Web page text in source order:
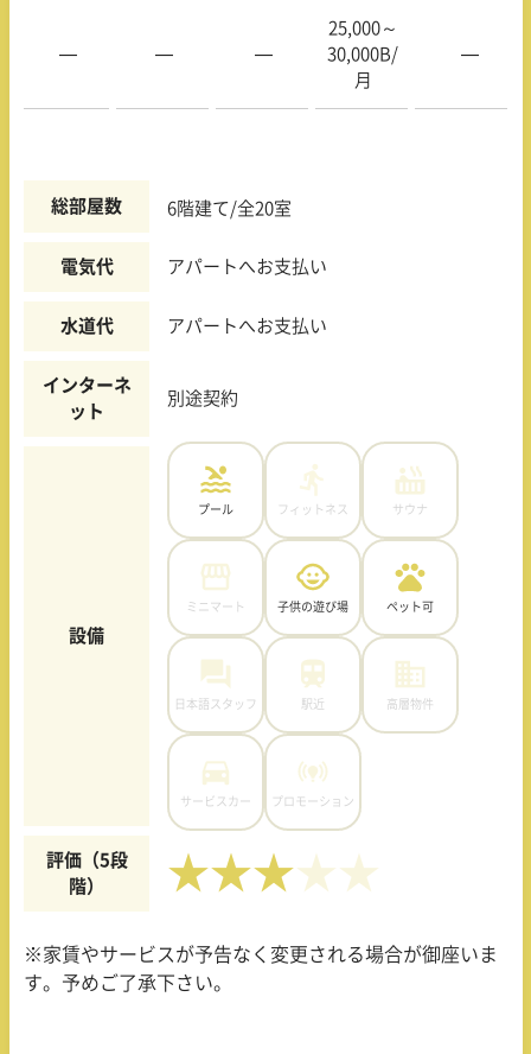
— — —
25,000～
30,000B/
月
—
総部屋数 6階建て/全20室
電気代 アパートへお支払い
水道代 アパートへお支払い
インターネ
ット
別途契約
設備
プール フィットネス サウナ
ミニマート 子供の遊び場 ペット可
日本語スタッフ 駅近 高層物件
サービスカー プロモーション
評価（5段
階）
★★★
※家賃やサービスが予告なく変更される場合が御座いま
す。予めご了承下さい。